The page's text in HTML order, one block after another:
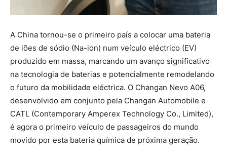
A China tornou-se o primeiro país a colocar uma bateria
de iões de sódio (Na-ion) num veículo eléctrico (EV)
produzido em massa, marcando um avanço significativo
na tecnologia de baterias e potencialmente remodelando
o futuro da mobilidade eléctrica. O Changan Nevo A06,
desenvolvido em conjunto pela Changan Automobile e
CATL (Contemporary Amperex Technology Co., Limited),
é agora o primeiro veículo de passageiros do mundo
movido por esta bateria química de próxima geração.